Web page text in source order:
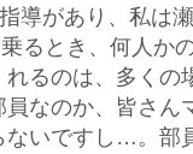
導があり、私は
るとき、何人か
るのは、多くの
なのか、皆さん
ないですし…。部